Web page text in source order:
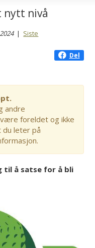
nytt nivå
| Siste
Del
andre
foreldet og ikke
du leter på
til å satse for å bli